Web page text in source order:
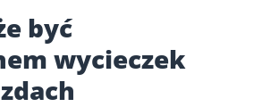
być
wycieczek